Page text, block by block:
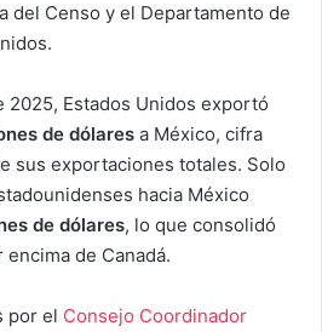
del Censo y el Departamento de
2025, Estados Unidos exportó
de dólares a México, cifra
sus exportaciones totales. Solo
hacia México
de dólares, lo que consolidó
de Canadá.
por el Consejo Coordinador